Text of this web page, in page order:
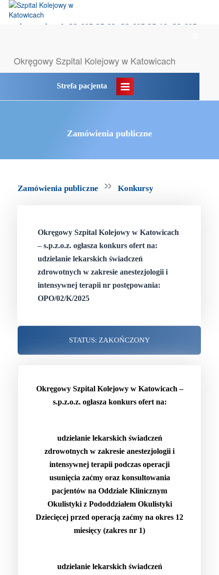
rejestracja tel: 32 605 35 83, 32 605 35 18, 32 605
Okręgowy Szpital Kolejowy w Katowicach
Strefa pacjenta
Zamówienia publiczne
Zamówienia publiczne »Konkursy
Okręgowy Szpital Kolejowy w Katowicach
– s.p.z.o.z. ogłasza konkurs ofert na:
udzielanie lekarskich świadczeń
zdrowotnych w zakresie anestezjologii i
intensywnej terapii nr postępowania:
OPO/02/K/2025
STATUS: ZAKOŃCZONY
Okręgowy Szpital Kolejowy w Katowicach –
s.p.z.o.z. ogłasza konkurs ofert na:
udzielanie lekarskich świadczeń
zdrowotnych w zakresie anestezjologii i
intensywnej terapii podczas operacji
usunięcia zaćmy oraz konsultowania
pacjentów na Oddziale Klinicznym
Okulistyki z Pododdziałem Okulistyki
Dziecięcej przed operacją zaćmy na okres 12
miesięcy (zakres nr 1)
udzielanie lekarskich świadczeń